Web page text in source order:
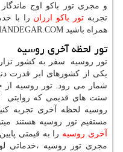
و مجری تور باکو اوج
تجربه تور باکو ارزان را با
همراه باشید
تور لحظه آخری روسیه
تور روسیه سفر به کشور
یکی از کشورهای ابر قدرت
شمار می رود. تور روسیه از
سنت های قدیمی که روایتی
روسیه لحظه آخری تجربه
مستقیم تور روسیه هستند
آخری روسیه را به قیمتی
مجری تور روسیه ،خدماتی